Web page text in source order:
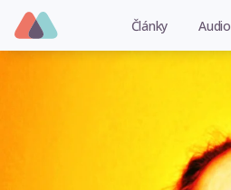
Články Audio